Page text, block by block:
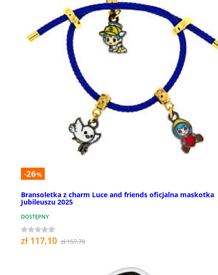
-26%
Bransoletka z charm Luce and friends oficjalna maskotka
Jubileuszu 2025
DOSTĘPNY
zł 117,10 zł 157,79